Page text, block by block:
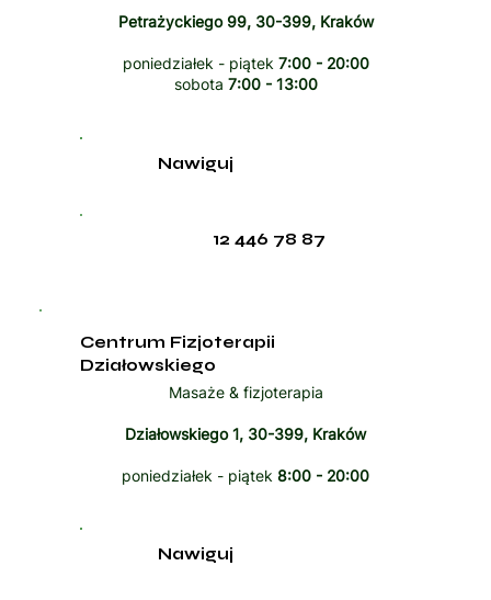
Petrażyckiego 99, 30-399, Kraków
poniedziałek - piątek 7:00 - 20:00
sobota 7:00 - 13:00
12 446 78 87
Nawiguj
Centrum Fizjoterapii
Działowskiego
Masaże & fizjoterapia
Działowskiego 1, 30-399, Kraków
poniedziałek - piątek 8:00 - 20:00
Nawiguj